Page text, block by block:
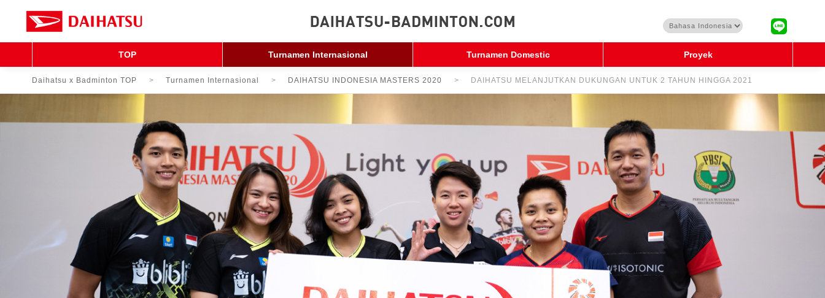
TOP Turnamen Internasional Turnamen Domestic Proyek
Daihatsu x Badminton TOP Turnamen Internasional DAIHATSU INDONESIA MASTERS 2020 DAIHATSU MELANJUTKAN DUKUNGAN UNTUK 2 TAHUN HINGGA 2021